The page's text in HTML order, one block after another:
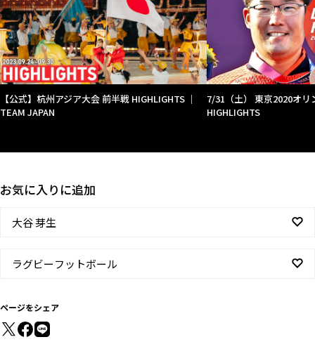
【公式】杭州アジア大会 前半戦 HIGHLIGHTS ｜
TEAM JAPAN
7/31（土） 東京2020オリ
HIGHLIGHTS
お気に入りに追加
大谷 芽生
ラグビーフットボール
ページをシェア